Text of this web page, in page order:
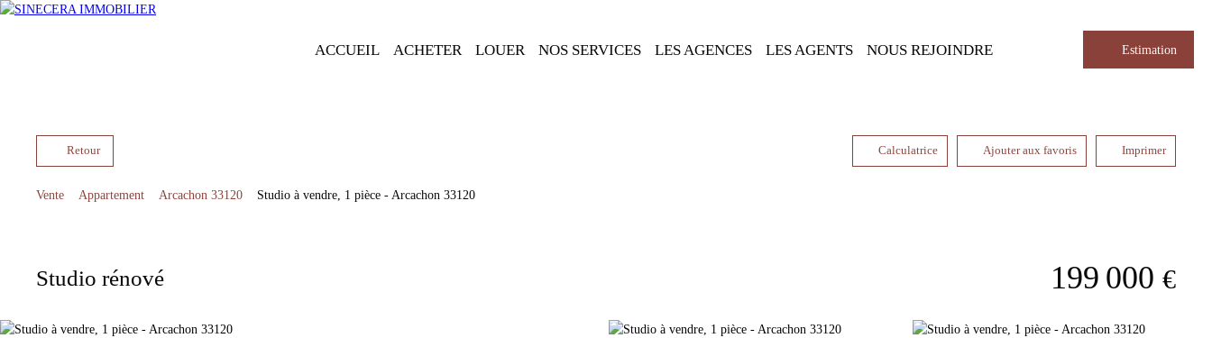
ACCUEIL ACHETER LOUER NOS SERVICES LES AGENCES LES AGENTS NOUS REJOINDRE Estimation
Retour Calculatrice Ajouter aux favoris Imprimer
Vente Appartement Arcachon 33120 Studio à vendre, 1 pièce - Arcachon 33120
Studio rénové 199 000 €